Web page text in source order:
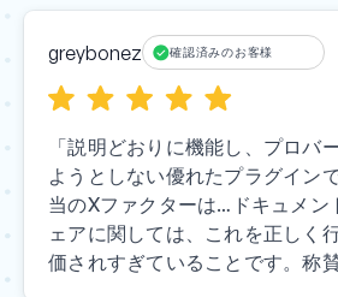
greybonez 確認済みのお客様
「説明どおりに機能し、プロバ
ようとしない優れたプラグイン
当のXファクターは…ドキュメン
ェアに関しては、これを正しく
価されすぎていることです。称